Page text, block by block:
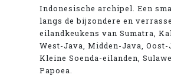
Indonesische archipel. Een
langs de bijzondere en
eilandkeukens van Sumatra,
West-Java, Midden-Java, Oost-
Kleine Soenda-eilanden,
Papoea.